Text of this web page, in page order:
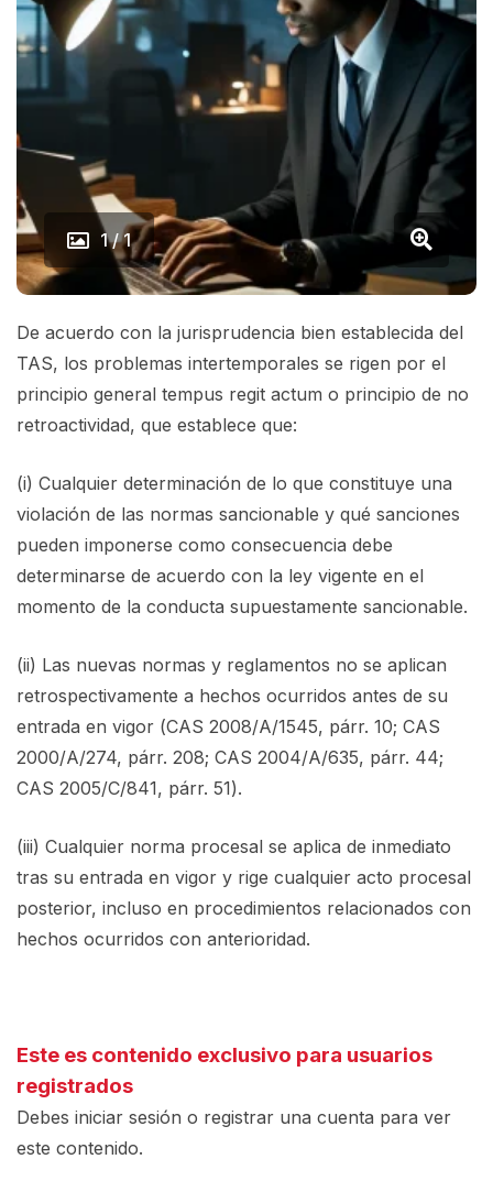
1 / 1
De acuerdo con la jurisprudencia bien establecida del
TAS, los problemas intertemporales se rigen por el
principio general tempus regit actum o principio de no
retroactividad, que establece que:
(i) Cualquier determinación de lo que constituye una
violación de las normas sancionable y qué sanciones
pueden imponerse como consecuencia debe
determinarse de acuerdo con la ley vigente en el
momento de la conducta supuestamente sancionable.
(ii) Las nuevas normas y reglamentos no se aplican
retrospectivamente a hechos ocurridos antes de su
entrada en vigor (CAS 2008/A/1545, párr. 10; CAS
2000/A/274, párr. 208; CAS 2004/A/635, párr. 44;
CAS 2005/C/841, párr. 51).
(iii) Cualquier norma procesal se aplica de inmediato
tras su entrada en vigor y rige cualquier acto procesal
posterior, incluso en procedimientos relacionados con
hechos ocurridos con anterioridad.
Este es contenido exclusivo para usuarios
registrados
Debes iniciar sesión o registrar una cuenta para ver
este contenido.